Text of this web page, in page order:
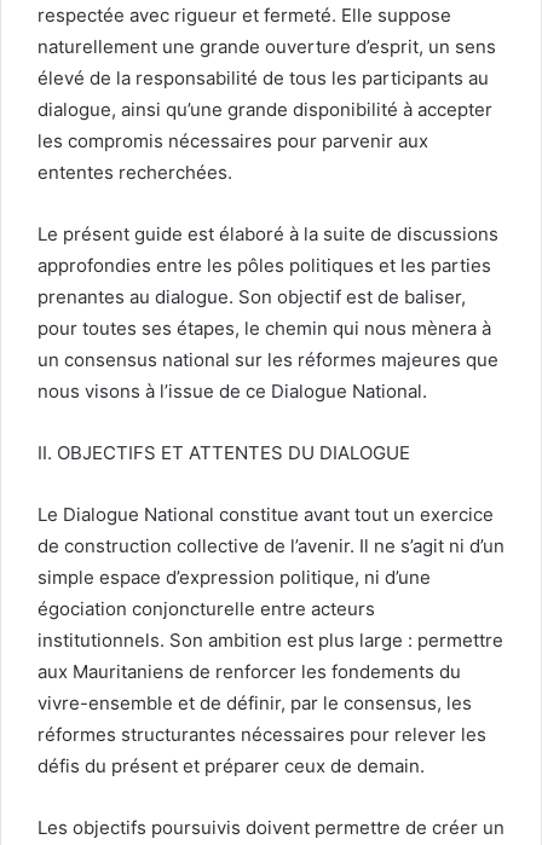
respectée avec rigueur et fermeté. Elle suppose
naturellement une grande ouverture d’esprit, un sens
élevé de la responsabilité de tous les participants au
dialogue, ainsi qu’une grande disponibilité à accepter
les compromis nécessaires pour parvenir aux
ententes recherchées.
Le présent guide est élaboré à la suite de discussions
approfondies entre les pôles politiques et les parties
prenantes au dialogue. Son objectif est de baliser,
pour toutes ses étapes, le chemin qui nous mènera à
un consensus national sur les réformes majeures que
nous visons à l’issue de ce Dialogue National.
II. OBJECTIFS ET ATTENTES DU DIALOGUE
Le Dialogue National constitue avant tout un exercice
de construction collective de l’avenir. Il ne s’agit ni d’un
simple espace d’expression politique, ni d’une
égociation conjoncturelle entre acteurs
institutionnels. Son ambition est plus large : permettre
aux Mauritaniens de renforcer les fondements du
vivre-ensemble et de définir, par le consensus, les
réformes structurantes nécessaires pour relever les
défis du présent et préparer ceux de demain.
Les objectifs poursuivis doivent permettre de créer un